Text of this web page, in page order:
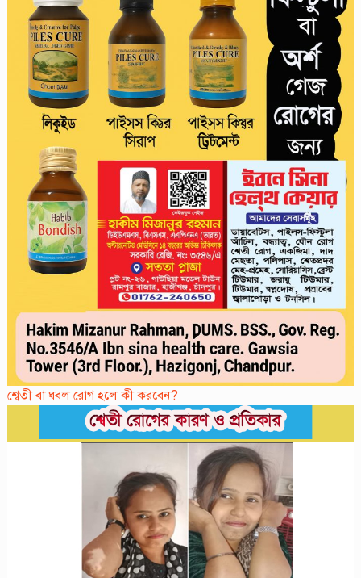
শ্বেতী বা ধবল রোগ হলে কী করবেন?